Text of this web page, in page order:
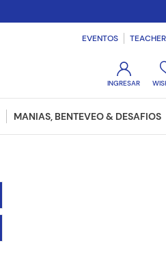
EVENTOS
MANIAS, BENTEVEO & DESAFIOS